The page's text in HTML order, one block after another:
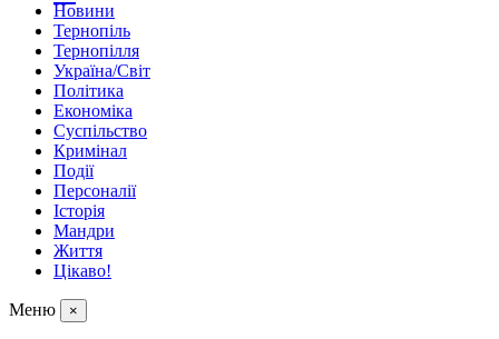
Новини
Тернопіль
Тернопілля
Україна/Світ
Політика
Економіка
Суспільство
Кримінал
Події
Персоналії
Історія
Мандри
Життя
Цікаво!
Меню ×